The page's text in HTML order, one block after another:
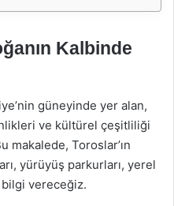
Kalbinde
güneyinde yer alan,
ve kültürel çeşitliliği
makalede, Toroslar’ın
yürüyüş parkurları, yerel
vereceğiz.